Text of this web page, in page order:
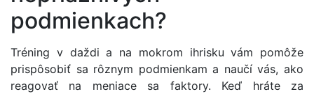
podmienkach?
Tréning v daždi a na mokrom ihrisku vám pomôže
prispôsobiť sa rôznym podmienkam a naučí vás, ako
reagovať na meniace sa faktory. Keď hráte za